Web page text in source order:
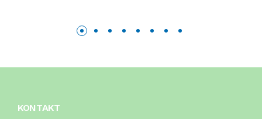
KONTAKT